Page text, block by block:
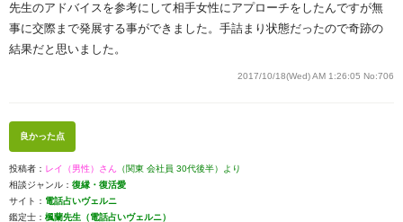
先生のアドバイスを参考にして相手女性にアプローチをしたんですが無
事に交際まで発展する事ができました。手詰まり状態だったので奇跡の
結果だと思いました。
2017/10/18(Wed) AM 1:26:05 No:706
良かった点
投稿者： レイ（男性）さん （関東 会社員 30代後半）より
相談ジャンル： 復縁・復活愛
サイト： 電話占いヴェルニ
鑑定士： 楓蘭先生（電話占いヴェルニ）